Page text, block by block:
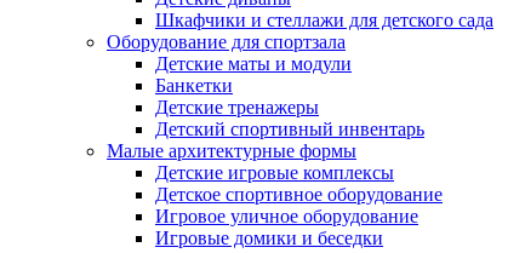
Шкафчики и стеллажи для детского сада
Оборудование для спортзала
Детские маты и модули
Банкетки
Детские тренажеры
Детский спортивный инвентарь
Малые архитектурные формы
Детские игровые комплексы
Детское спортивное оборудование
Игровое уличное оборудование
Игровые домики и беседки